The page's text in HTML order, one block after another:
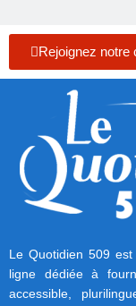
Rejoignez notre
Le Quotidien 509
ligne dédiée à
accessible,